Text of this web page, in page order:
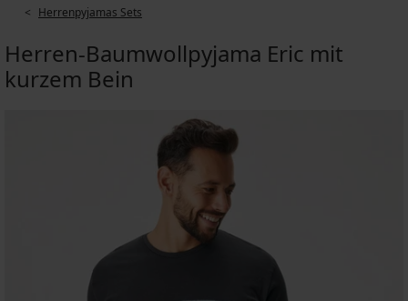
Herrenpyjamas Sets
Herren-Baumwollpyjama Eric mit
kurzem Bein